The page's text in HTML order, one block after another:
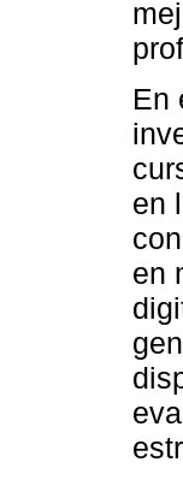
En
en
en